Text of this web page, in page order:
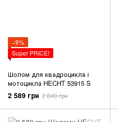
−9%
Super PRICE!
Шолом для квадроцикла і
мотоцикла HECHT 53915 S
2 589 грн 2 849 грн